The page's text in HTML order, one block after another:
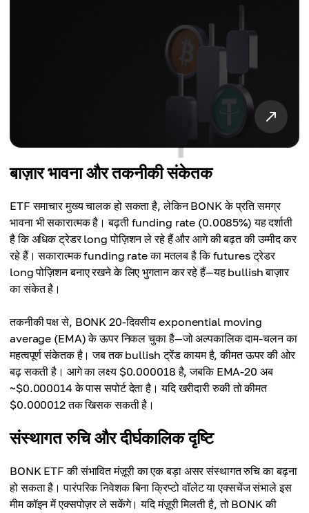
बाज़ार भावना और तकनीकी संकेतक
ETF समाचार मुख्य चालक हो सकता है, लेकिन BONK के प्रति समग्र
भावना भी सकारात्मक है। बढ़ती funding rate (0.0085%) यह दर्शाती
है कि अधिक ट्रेडर long पोज़िशन ले रहे हैं और आगे की बढ़त की उम्मीद कर
रहे हैं। सकारात्मक funding rate का मतलब है कि futures ट्रेडर
long पोज़िशन बनाए रखने के लिए भुगतान कर रहे हैं—यह bullish बाज़ार
का संकेत है।
तकनीकी पक्ष से, BONK 20-दिवसीय exponential moving
average (EMA) के ऊपर निकल चुका है—जो अल्पकालिक दाम-चलन का
महत्वपूर्ण संकेतक है। जब तक bullish ट्रेंड कायम है, कीमत ऊपर की ओर
बढ़ सकती है। आगे का लक्ष्य $0.000018 है, जबकि EMA-20 अब
~$0.000014 के पास सपोर्ट देता है। यदि खरीदारी रुकी तो कीमत
$0.000012 तक खिसक सकती है।
संस्थागत रुचि और दीर्घकालिक दृष्टि
BONK ETF की संभावित मंज़ूरी का एक बड़ा असर संस्थागत रुचि का बढ़ना
हो सकता है। पारंपरिक निवेशक बिना क्रिप्टो वॉलेट या एक्सचेंज संभाले इस
मीम कॉइन में एक्सपोज़र ले सकेंगे। यदि मंज़ूरी मिलती है, तो BONK की